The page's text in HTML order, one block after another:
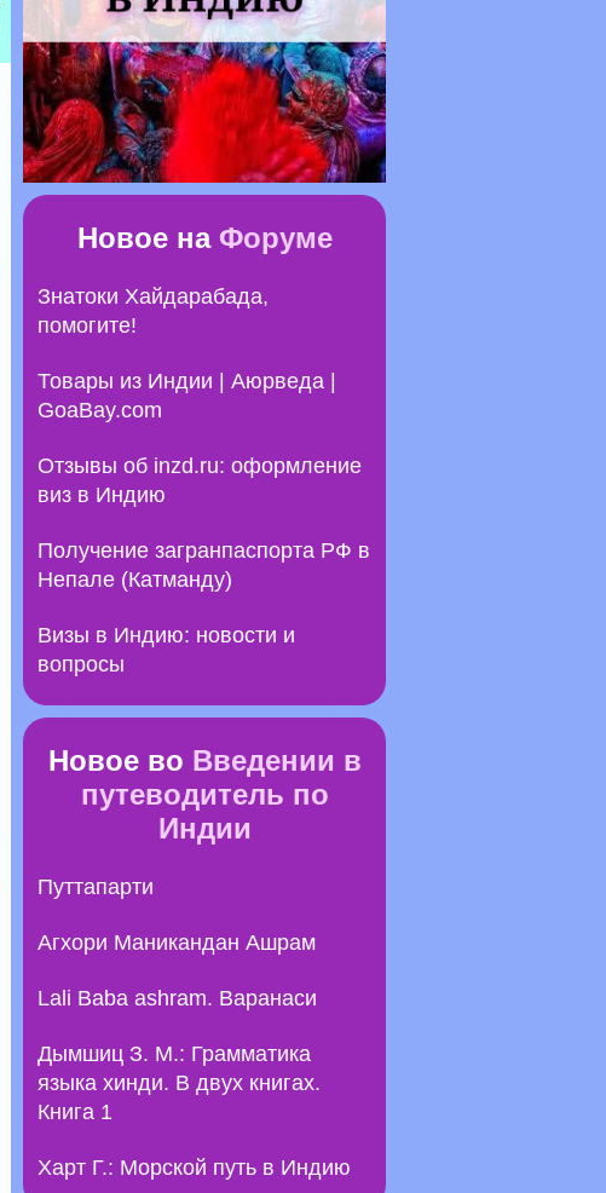
Новое на Форуме
Знатоки Хайдарабада,
помогите!
Товары из Индии | Аюрведа |
GoaBay.com
Отзывы об inzd.ru: оформление
виз в Индию
Получение загранпаспорта РФ в
Непале (Катманду)
Визы в Индию: новости и
вопросы
Новое во Введении в
путеводитель по
Индии
Путтапарти
Агхори Маникандан Ашрам
Lali Baba ashram. Варанаси
Дымшиц З. М.: Грамматика
языка хинди. В двух книгах.
Книга 1
Харт Г.: Морской путь в Индию